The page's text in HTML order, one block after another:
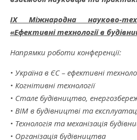
IX Міжнародна науково-
«Ефективні технології в
Напрямки роботи конференції:
• Україна в ЄС – ефективні
• Когнітивні технології
• Стале будівництво,
• BIM в будівництві та
• Технологія та механізація
• Організація будівництва